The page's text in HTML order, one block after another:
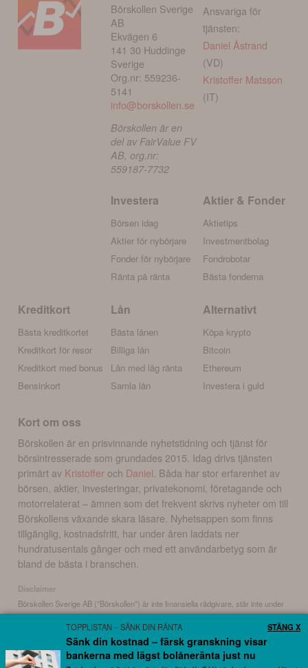
Börskollen Sverige
AB
Ekvägen 6
141 30 Huddinge
Sverige
Org.nr: 559236-
5141
info@borskollen.se
Börskollen är en
del av FairValue FV
AB, org.nr:
559187-7732
Ansvariga för
tjänsten:
Daniel Åstrand
(VD)
Kristoffer Matsson
(IT)
Investera
Börsen idag
Aktier för nybörjare
Fonder för nybörjare
Ränta på ränta
Aktier & Fonder
Aktietips
Investmentbolag
Fondrobotar
Bästa fonderna
Kreditkort
Bästa kreditkortet
Kreditkort för resor
Kreditkort med bonus
Bensinkort
Lån
Bästa lånen
Billiga lån
Lån med låg ränta
Samla lån
Alternativt
Köpa krypto
Bitcoin
Ethereum
Investera i guld
Kort om oss
Börskollen är en prisvinnande nyhetstidning och tjänst för
börsintresserade som grundades 2015. Idag drivs tjänsten
primärt av Kristoffer och Daniel . Båda har stor erfarenhet av
börsen, aktier, investeringar, privatekonomi, företagande och
motorrelaterat – ämnen som det frekvent skrivs nyheter om till
Börskollens växande skara läsare. Nyhetsappen som finns
tillgänglig, kostnadsfritt, har under åren laddats ner
hundratusentals gånger och med ett användarbetyg som är
bland de bästa i branschen.
Disclaimer
Börskollen Sverige AB ("Börskollen") är inte finansiella rådgivare, står inte under
finansinspektionens tillsyn och ger inga råd till dig. Detta innebär att
investeringsbeslut baserade på information som direkt eller indirekt härrörande
från Börskollen eller personer med koppling till Börskollen, alltid fattas
självständigt av investeraren. Börskollen frånsäger sig allt ansvar för eventuell
TOPPLISTAN – SÄNK DIN RÄNTA
Sänk din kostnad – färsk granskning visar
bankerna med lägst bolåneränta just nu
STÄNG X